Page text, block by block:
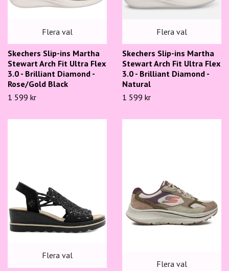
Flera val
Skechers Slip-ins Martha
Stewart Arch Fit Ultra Flex
3.0 - Brilliant Diamond -
Rose/Gold Black
1 599 kr
Flera val
Skechers Slip-ins Martha
Stewart Arch Fit Ultra Flex
3.0 - Brilliant Diamond -
Natural
1 599 kr
Flera val
Flera val